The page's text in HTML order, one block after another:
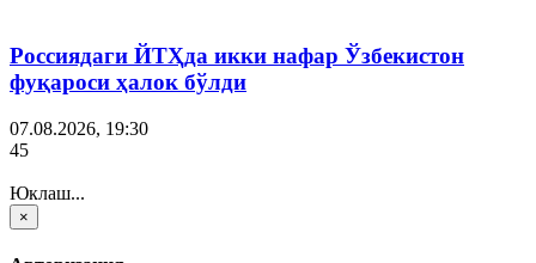
Россиядаги ЙТҲда икки нафар Ўзбекистон
фуқароси ҳалок бўлди
07.08.2026, 19:30
45
Юклаш...
×